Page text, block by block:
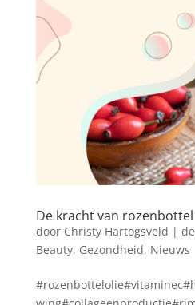
De kracht van rozenbottel
door Christy Hartogsveld |
Beauty, Gezondheid, Nieuws